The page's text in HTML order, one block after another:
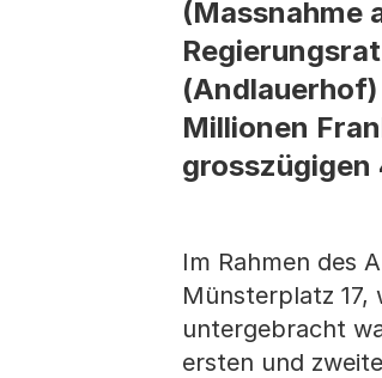
(Massnahme
Millionen
Im Rahmen des
Münsterplatz 17,
untergebracht
ersten und